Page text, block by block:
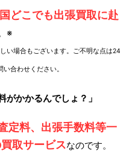
どこでも出張買取に赴
※
い場合もございます。ご不明な点は24
い合わせください。
がかかるんでしょ？」
定料、出張手数料等一
取サービスなのです。